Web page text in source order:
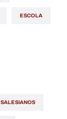
ESCOLA
SALESIANOS